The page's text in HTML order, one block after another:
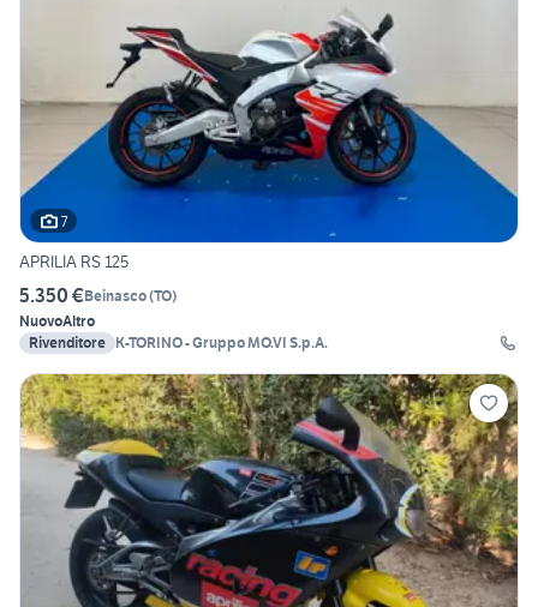
7
APRILIA RS 125
5.350 €Beinasco(TO)
NuovoAltro
Rivenditore K-TORINO - Gruppo MO.VI S.p.A.